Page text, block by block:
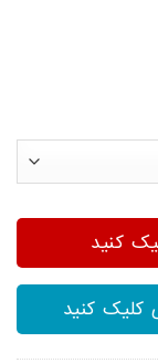
کنید
کنید